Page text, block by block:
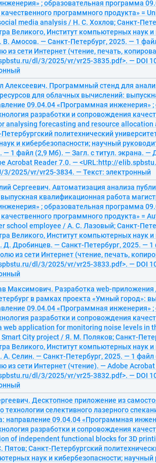
; образовательная программа
программного продукта» =
media analysis / Н. С. Хохлов; Санкт-
Великого, Институт компьютерных наук
В. Амосов. — Санкт-Петербург, 2025. — 1
из сети Интернет (чтение, печать,
dl/3/2025/vr/vr25-3835.pdf>. — DOI
Алексеевич. Программный стенд для
для облачных вычислений:
09.04.04 «Программная инженерия»
разработки и сопровождения
analysing forecasting and resource
политехнический
и кибербезопасности; научный
— 1 файл (2,9 Мб). — Загл. с титул. экрана. —
Acrobat Reader 7.0. — <URL:http://
3/2025/vr/vr25-3834. — Текст: электронный
Сергеевич. Автоматизация анализа
квалификационная работа
; образовательная программа
программного продукта» =
school employee / А. С. Лазовый; Санкт-
Великого, Институт компьютерных наук
Д. Дробинцев. — Санкт-Петербург, 2025. — 1
из сети Интернет (чтение, печать,
dl/3/2025/vr/vr25-3833.pdf>. — DOI
Максимович. Разработка web-
в рамках проекта «Умный город»:
09.04.04 «Программная инженерия»
разработки и сопровождения
web application for monitoring noise levels in
City project / Я. М. Поляков; Санкт-
Великого, Институт компьютерных наук
А. Селин. — Санкт-Петербург, 2025. — 1
из сети Интернет (чтение). — Adobe
dl/3/2025/vr/vr25-3832.pdf>. — DOI
Десктопное приложение из
технологии селективного лазерного
направление 09.04.04 «Программная
разработки и сопровождения
of independent functional blocks for 3D
Санкт-Петербургский
наук и кибербезопасности;